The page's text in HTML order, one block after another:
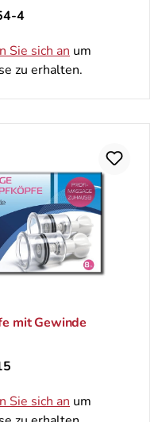
4
Sie sich an um
zu erhalten.
mit Gewinde
Sie sich an um